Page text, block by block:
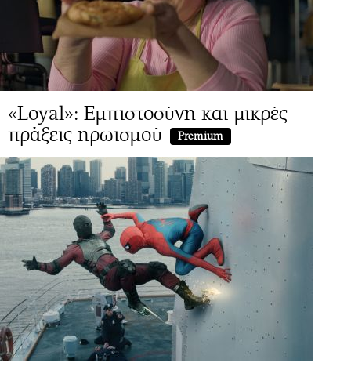
«Loyal»: Εμπιστοσύνη και μικρές
πράξεις ηρωισμού
Premium